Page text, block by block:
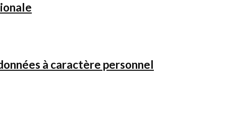
à caractère personnel